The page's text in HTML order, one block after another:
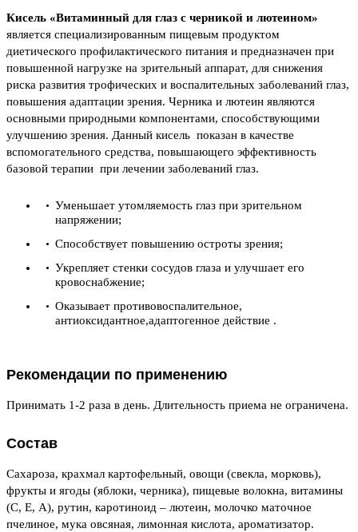
Кисель «Витаминный для глаз с черникой и лютеином»
является cпециализированным пищевым продуктом
диетического профилактического питания и предназначен при
повышенной нагрузке на зрительный аппарат, для снижения
риска развития трофических и воспалительных заболеваний глаз,
повышения адаптации зрения. Черника и лютеин являются
основными природными компонентами, способствующими
улучшению зрения. Данный кисель показан в качестве
вспомогательного средства, повышающего эффективность
базовой терапии при лечении заболеваний глаз.
Уменьшает утомляемость глаз при зрительном
напряжении;
Способствует повышению остроты зрения;
Укрепляет стенки сосудов глаза и улучшает его
кровоснабжение;
Оказывает противовоспалительное,
антиоксидантное,адаптогенное действие .
Рекомендации по применению
Принимать 1-2 раза в день. Длительность приема не ограничена.
Состав
Сахароза, крахмал картофельный, овощи (свекла, морковь),
фрукты и ягоды (яблоки, черника), пищевые волокна, витамины
(С, Е, А), рутин, каротиноид – лютеин, молочко маточное
пчелиное, мука овсяная, лимонная кислота, ароматизатор.